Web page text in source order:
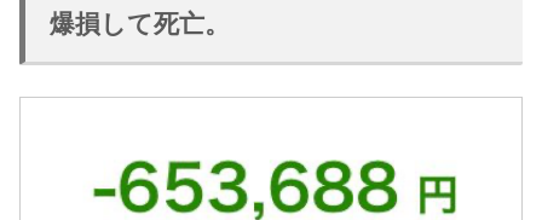
爆損して死亡。